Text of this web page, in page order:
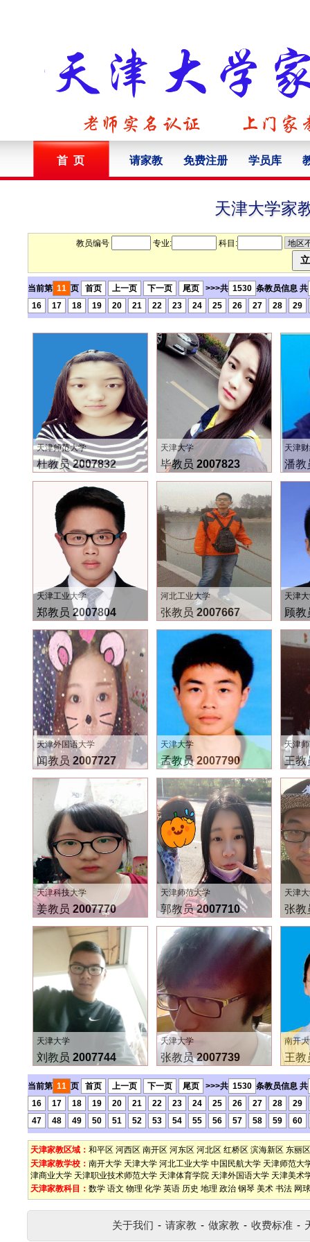
首 页 请家教 免费注册 学员库
天津大学家
教员编号 专业: 科目:
当前第 11 页 首页 上一页 下一页 尾页 >>>共 1530 条教员信息 共
16
17 18 19 20 21 22 23 24 25 26 27 28 29
天津师范大学
杜教员2007832
天津大学
毕教员 2007823
天津
潘
天津工业大学
郑教员 2007804
河北工业大学
张教员2007667
天津
顾
天津外国语大学
闻教员 2007727
天津大学
孟教员2007790
天津
王
天津科技大学
姜教员 2007770
天津师范大学
郭教员2007710
天津
张
天津大学
刘教员 2007744
天津大学
张教员2007739
南开
王
当前第 11 页 首页 上一页 下一页 尾页 >>>共 1530 条教员信息 共
16
17 18 19 20 21 22 23 24 25 26 27 28
29
47
48 49 50 51 52 53 54 55 56 57 58 59 60
天津家教区域： 和平区 河西区 南开区 河东区 河北区 红桥区 滨海新区 东丽区
天津家教学校： 南开大学 天津大学 河北工业大学 中国民航大学 天津师范大
津商业大学 天津职业技术师范大学 天津体育学院 天津外国语大学 天津美术
天津家教科目： 数学 语文 物理 化学 英语 历史 地理 政治 钢琴 美术 书法 网球
关于我们 - 请家教 - 做家教 - 收费标准 -